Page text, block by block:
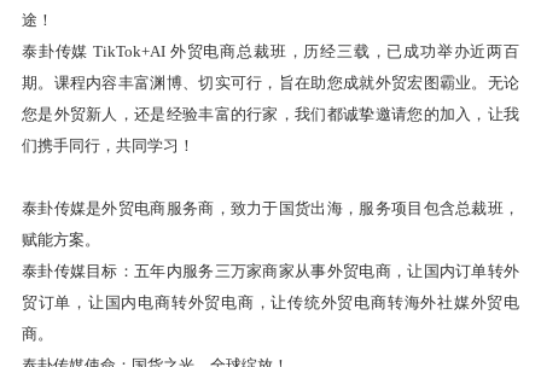
途！
泰卦传媒 TikTok+AI 外贸电商总裁班，历经三载，已成功举办近两百
期。课程内容丰富渊博、切实可行，旨在助您成就外贸宏图霸业。无论
您是外贸新人，还是经验丰富的行家，我们都诚挚邀请您的加入，让我
们携手同行，共同学习！
泰卦传媒是外贸电商服务商，致力于国货出海，服务项目包含总裁班，
赋能方案。
泰卦传媒目标：五年内服务三万家商家从事外贸电商，让国内订单转外
贸订单，让国内电商转外贸电商，让传统外贸电商转海外社媒外贸电
商。